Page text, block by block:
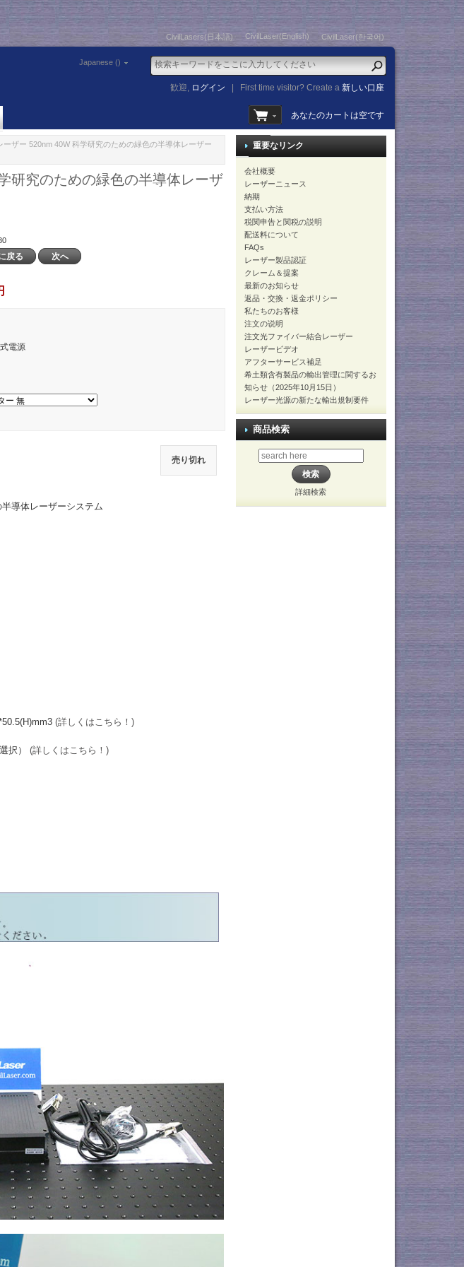
CivilLasers(日本語) CivilLaser(English) CivilLaser(한국어)
Japanese ()
歓迎, ログイン First time visitor? Create a新しい口座
あなたのカートは空です
ザー 520nm 40W 科学研究のための緑色の半導体レーザー
研究のための緑色の半導体レーザ
戻る 次へ
式電源
売り切れ
導体レーザーシステム
(詳しくはこちら！)
選択）(詳しくはこちら！)
重要なリンク
会社概要
レーザーニュース
納期
支払い方法
税関申告と関税の説明
配送料について
FAQs
レーザー製品認証
クレーム＆提案
最新のお知らせ
返品・交換・返金ポリシー
私たちのお客様
注文の说明
注文光ファイバー結合レーザー
レーザービデオ
アフターサービス補足
希土類含有製品の輸出管理に関するお
知らせ（2025年10月15日）
レーザー光源の新たな輸出規制要件
商品検索
詳細検索